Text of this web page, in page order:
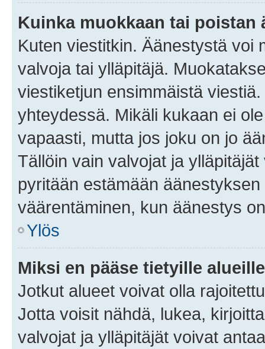
Kuinka muokkaan tai poistan
Kuten viestitkin. Äänestystä voi
valvoja tai ylläpitäjä.
viestiketjun ensimmäistä
yhteydessä. Mikäli kukaan ei
vapaasti, mutta jos joku on jo
Tällöin vain valvojat ja
pyritään estämään
väärentäminen, kun äänestys
Ylös
Miksi en pääse tietyille
Jotkut alueet voivat olla
Jotta voisit nähdä, lukea,
valvojat ja ylläpitäjät voivat